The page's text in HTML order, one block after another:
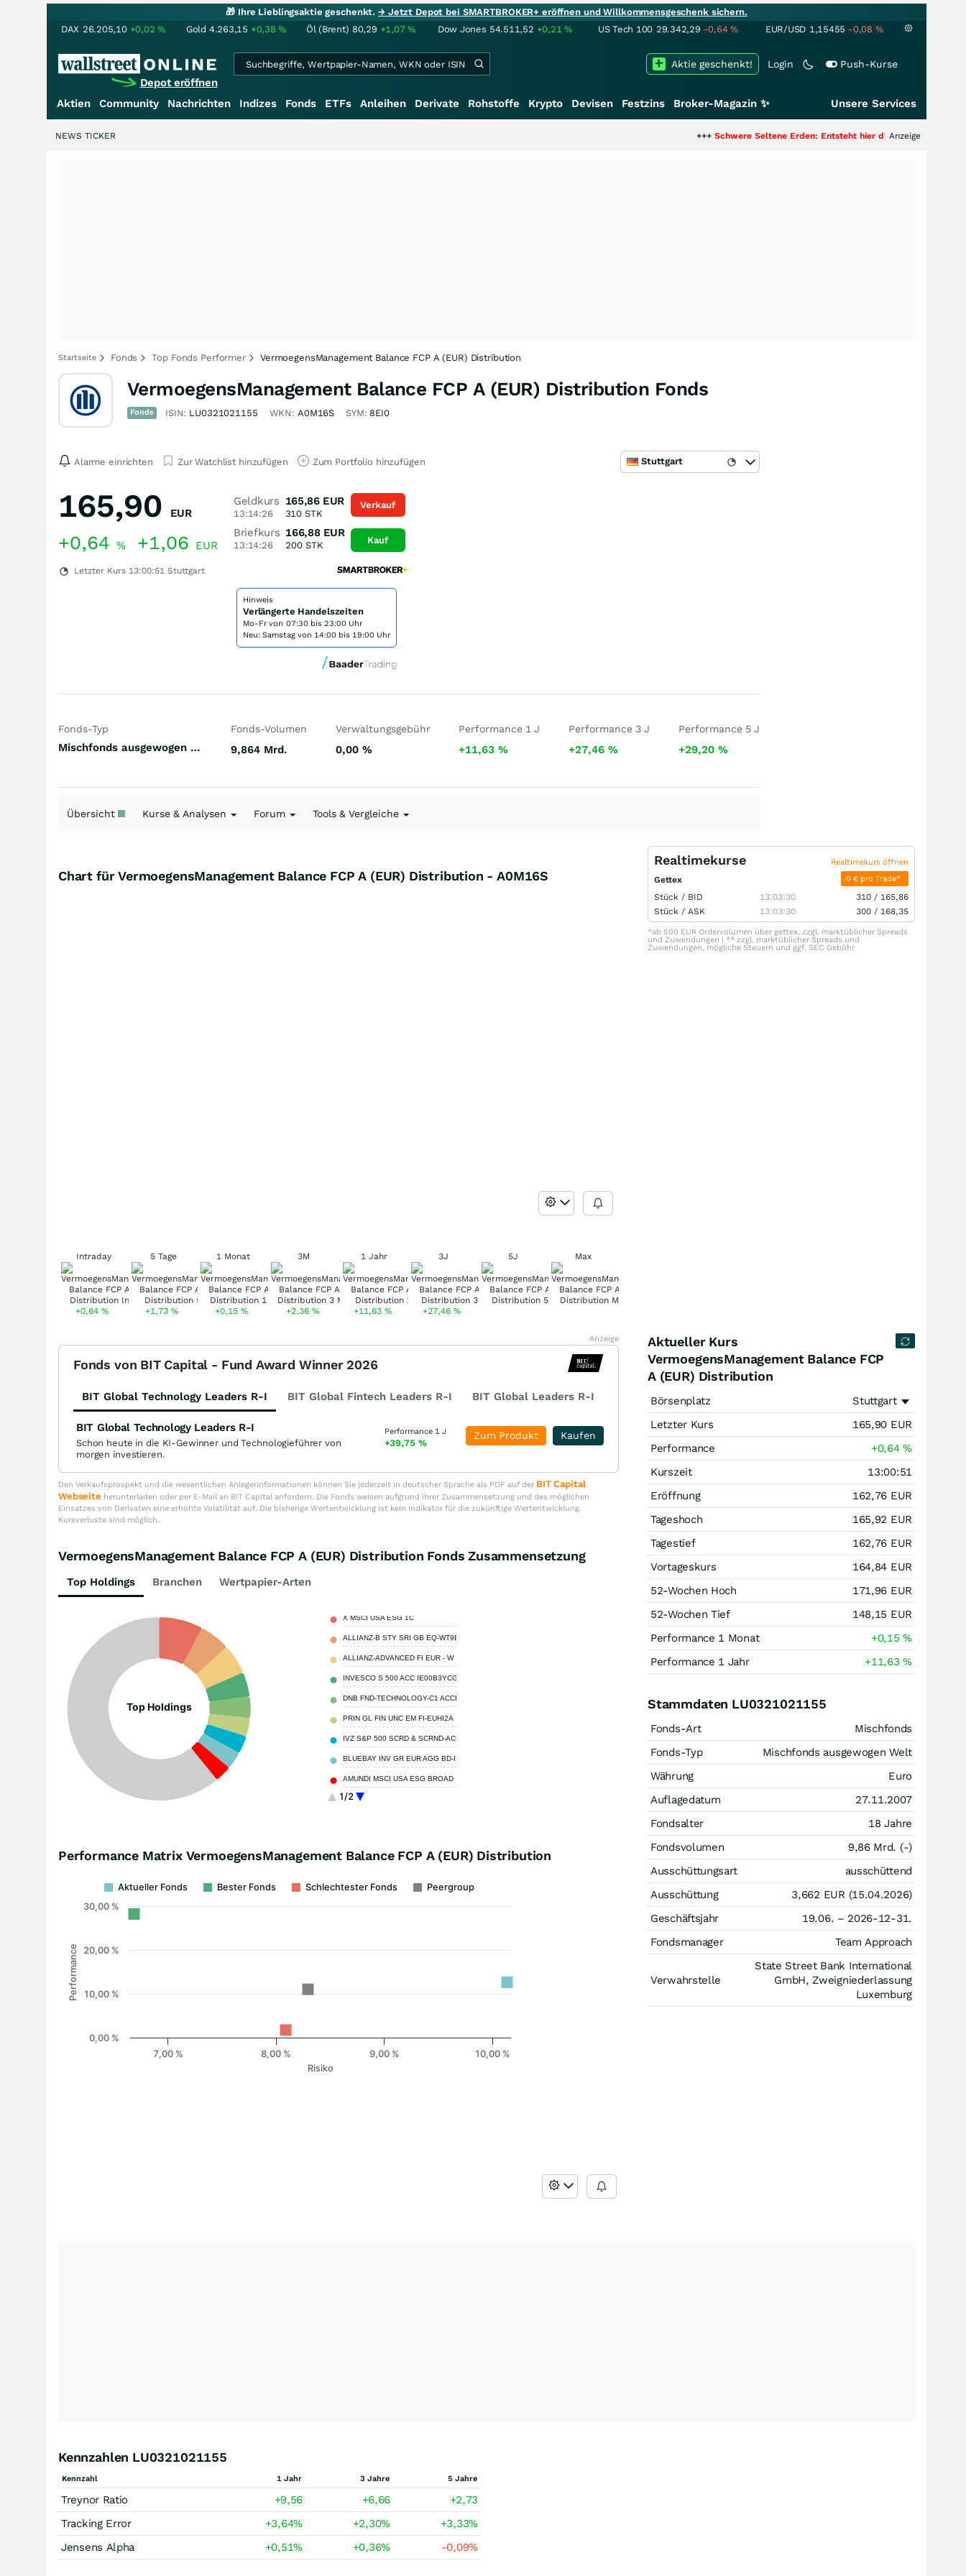
🎁 Ihre Lieblingsaktie geschenkt.→ Jetzt Depot bei SMARTBROKER+ eröffnen und Willkommensgeschenk sichern.
DAX 26.205,10 +0,02% Gold 4.263,15 +0,38% Öl (Brent) 80,29 +1,07% Dow Jones 54.511,52 +0,21% US Tech 100 29.342,29 -0,64% EUR/USD 1,15455 -0,08 %
Depot eröffnen
Login Push-Kurse
Aktie geschenkt!
Aktien Community Nachrichten Indizes Fonds ETFs Anleihen Derivate Rohstoffe Krypto Devisen Festzins Broker-Magazin ✨ Unsere Services
Schwere Seltene Erden: Entsteht hier die nächste Milliardenstory?
Anzeige
NEWS TICKER
Startseite Fonds Top Fonds Performer VermoegensManagement Balance FCP A (EUR) Distribution
VermoegensManagement Balance FCP A (EUR) Distribution Fonds
Fonds ISIN: LU0321021155 WKN: A0M16S SYM: 8EI0
Alarme einrichten Zur Watchlist hinzufügen Zum Portfolio hinzufügen Stuttgart
165,90 EUR
+0,64 % +1,06 EUR
Letzter Kurs 13:00:51 Stuttgart
Geldkurs
13:14:26
165,86 EUR
310 STK
Briefkurs
13:14:26
166,88 EUR
200STK
Verkauf
Kauf
Hinweis
Verlängerte Handelszeiten
Mo-Fr von 07:30 bis 23:00 Uhr
Neu: Samstag von 14:00 bis 19:00 Uhr
Fonds-Typ
Mischfonds ausgewogen Welt
Fonds-Volumen
9,864 Mrd.
Verwaltungsgebühr
0,00 %
Performance 1 J
+11,63%
Performance 3 J
+27,46%
Performance 5 J
+29,20 %
Übersicht Kurse & Analysen Forum Tools & Vergleiche
Chart für VermoegensManagement Balance FCP A (EUR) Distribution - A0M16S
Intraday
+0,64%
5 Tage
+1,73%
1 Monat
+0,15%
3M
+2,36 %
1 Jahr
+11,63 %
3J
+27,46%
5J Max
Realtimekurse Realtimekurs öffnen
Gettex 0 € pro Trade*
Stück / BID 13:03:30 310 / 165,86
Stück / ASK 13:03:30 300 / 168,35
*ab 500 EUR Ordervolumen über gettex, zzgl. marktüblicher Spreads
und Zuwendungen | ** zzgl. marktüblicher Spreads und
Zuwendungen, mögliche Steuern und ggf. SEC Gebühr
Anzeige
Fonds von BIT Capital - Fund Award Winner 2026
BIT Global Technology Leaders R-I BIT Global Fintech Leaders R-I BIT Global Leaders R-I
BIT Global Technology Leaders R-I
Schon heute in die KI-Gewinner und Technologieführer von
morgen investieren.
Performance 1 J
+39,75 %
Kaufen
Zum Produkt
Den Verkaufsprospekt und die wesentlichen Anlegerinformationen können Sie jederzeit in deutscher Sprache als PDF auf der BIT Capital
Webseite herunterladen oder per E-Mail an BIT Capital anfordern. Die Fonds weisen aufgrund ihrer Zusammensetzung und des möglichen
Einsatzes von Derivaten eine erhöhte Volatilität auf. Die bisherige Wertentwicklung ist kein Indikator für die zukünftige Wertentwicklung.
Kursverluste sind möglich.
VermoegensManagement Balance FCP A (EUR) Distribution Fonds Zusammensetzung
Top Holdings Branchen Wertpapier-Arten
Top Holdings
1/2
X MSCI USA ESG 1C
ALLIANZ-B STY SRI GB EQ-WT9E
ALLIANZ-ADVANCED FI EUR - W
INVESCO S 500 ACC IE00B3YCGJ38
DNB FND-TECHNOLOGY-C1 ACCEUR
PRIN GL FIN UNC EM FI-EUHI2A
IVZ S&P 500 SCRD & SCRND-ACC
BLUEBAY INV GR EUR AGG BD-I
AMUNDI MSCI USA ESG BROAD
Sonstige
Performance Matrix VermoegensManagement Balance FCP A (EUR) Distribution
Risiko
Performance
Aktueller Fonds Bester Fonds Schlechtester Fonds Peergroup
7,00 % 8,00 % 9,00 % 10,00 %
0,00 %
10,00 %
20,00 %
30,00 %
Aktueller Kurs
VermoegensManagement Balance FCP
A (EUR) Distribution
Börsenplatz
Stuttgart
Letzter Kurs
165,90 EUR
Performance
+0,64%
Kurszeit
13:00:51
Eröffnung
162,76 EUR
Tageshoch
165,92 EUR
Tagestief
162,76 EUR
Vortageskurs
164,84 EUR
52-Wochen Hoch
171,96 EUR
52-Wochen Tief
148,15 EUR
Performance 1 Monat
+0,15%
Performance 1 Jahr
+11,63%
Stammdaten LU0321021155
Fonds-Art
Mischfonds
Fonds-Typ
Mischfonds ausgewogen Welt
Währung
Euro
Auflagedatum
27.11.2007
Fondsalter
18 Jahre
Fondsvolumen
9,86 Mrd. (-)
Ausschüttungsart
ausschüttend
Ausschüttung
3,662 EUR (15.04.2026)
Geschäftsjahr
19.06. – 2026-12-31.
Fondsmanager
Team Approach
Verwahrstelle
State Street Bank International
GmbH, Zweigniederlassung
Luxemburg
Kennzahlen LU0321021155
Kennzahl 1 Jahr 3 Jahre 5 Jahre
Treynor Ratio +9,56 +6,66
+2,73
Tracking Error
+3,64% +2,30% +3,33%
Jensens Alpha
+0,51% +0,36% -0,09%